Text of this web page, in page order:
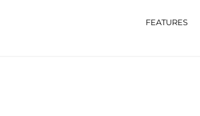
FEATURES